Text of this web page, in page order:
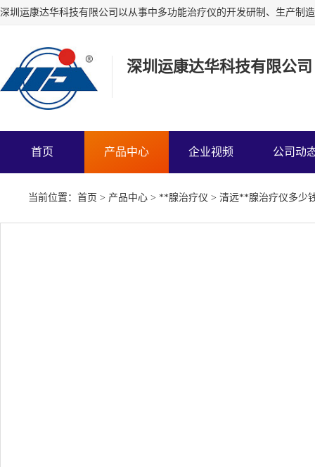
深圳运康达华科技有限公司
首页 产品中心 企业视频 公司动
当前位置： 首页 > 产品中心 > **腺治疗仪 > 清远**腺治疗仪多少